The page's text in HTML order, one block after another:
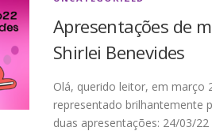
Apresentações de
Shirlei Benevides
Olá, querido leitor, em março
representado brilhantemente
duas apresentações: 24/03/